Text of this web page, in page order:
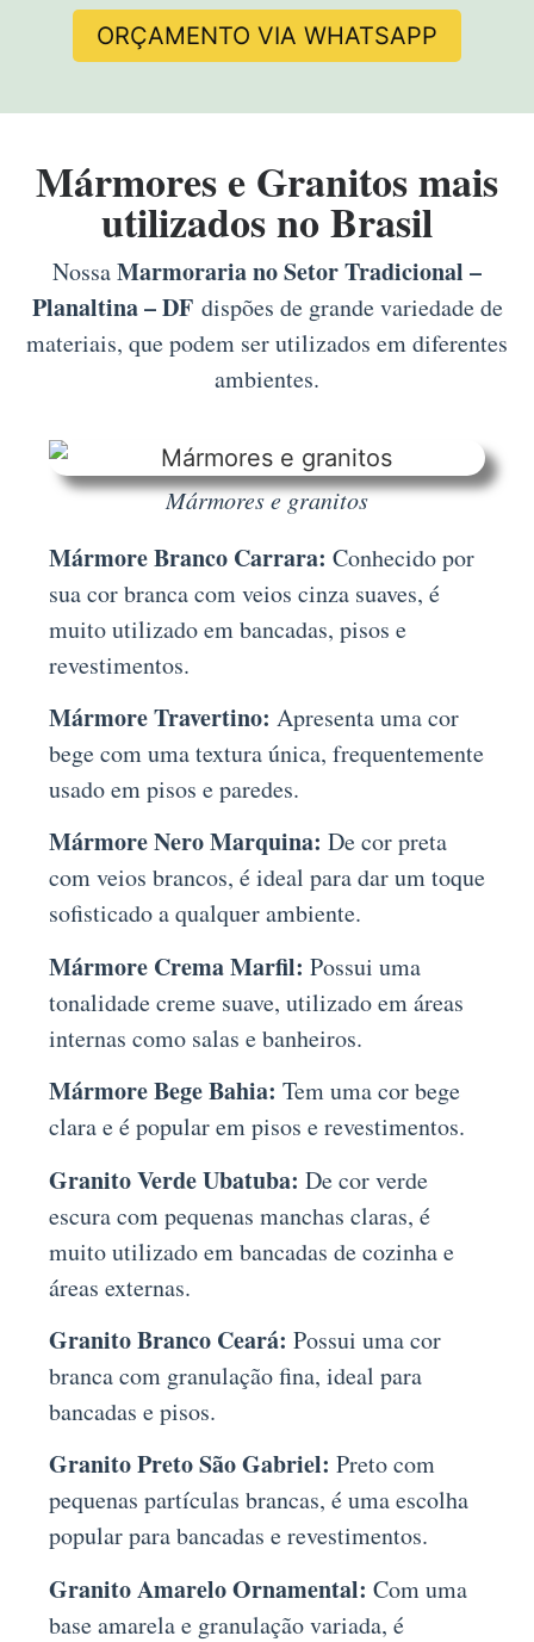
ORÇAMENTO VIA WHATSAPP
Mármores e Granitos mais
utilizados no Brasil
NossaMarmoraria no Setor Tradicional –
Planaltina – DFdispões de grande variedade de
materiais, que podem ser utilizados em diferentes
ambientes.
Mármores e granitos
Mármore Branco Carrara: Conhecido por
sua cor branca com veios cinza suaves, é
muito utilizado em bancadas, pisos e
revestimentos.
Mármore Travertino: Apresenta uma cor
bege com uma textura única, frequentemente
usado em pisos e paredes.
Mármore Nero Marquina: De cor preta
com veios brancos, é ideal para dar um toque
sofisticado a qualquer ambiente.
Mármore Crema Marfil: Possui uma
tonalidade creme suave, utilizado em áreas
internas como salas e banheiros.
Mármore Bege Bahia: Tem uma cor bege
clara e é popular em pisos e revestimentos.
Granito Verde Ubatuba: De cor verde
escura com pequenas manchas claras, é
muito utilizado em bancadas de cozinha e
áreas externas.
Granito Branco Ceará: Possui uma cor
branca com granulação fina, ideal para
bancadas e pisos.
Granito Preto São Gabriel: Preto com
pequenas partículas brancas, é uma escolha
popular para bancadas e revestimentos.
Granito Amarelo Ornamental: Com uma
base amarela e granulação variada, é